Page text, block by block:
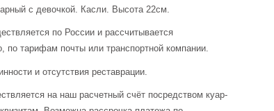
с девочкой. Касли. Высота 22см.
по России и рассчитывается
по тарифам почты или транспортной компании.
и отсутствия реставрации.
на наш расчетный счёт посредством куар-